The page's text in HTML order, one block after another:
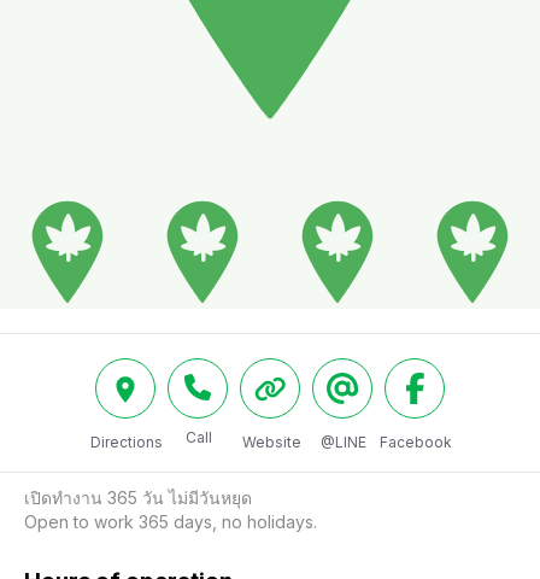
Directions Call Website @LINE Facebook
เปิดทำงาน 365 วัน ไม่มีวันหยุด
Open to work 365 days, no holidays.